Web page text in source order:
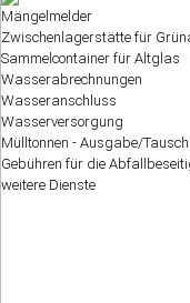
Mängelmelder
Zwischenlagerstätte für
Sammelcontainer für Altglas
Wasserabrechnungen
Wasseranschluss
Wasserversorgung
Mülltonnen - Ausgabe/Tausch
Gebühren für die
weitere Dienste